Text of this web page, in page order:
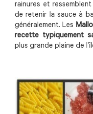
rainures et
de retenir la sauce à
généralement. Les
recette typiquement
plus grande plaine de